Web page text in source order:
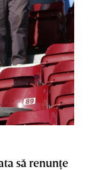
să renunţe